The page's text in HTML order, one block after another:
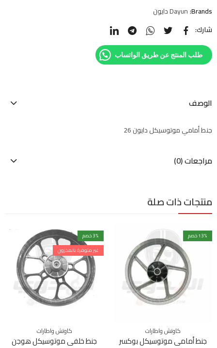
Brands: Dayun دايون
شارك:
طلب المنتج عن طريق الواتساب
الوصف
جنط أمامي موتوسيكل دايون 26
مراجعات (0)
منتجات ذات صلة
13% خصم
كاوتش واطارات
جنط أمامي موتوسيكل بوكسر
3% خصم
غير متوفرة بالمخزون
كاوتش واطارات
جنط خلفي موتوسيكل هوجن